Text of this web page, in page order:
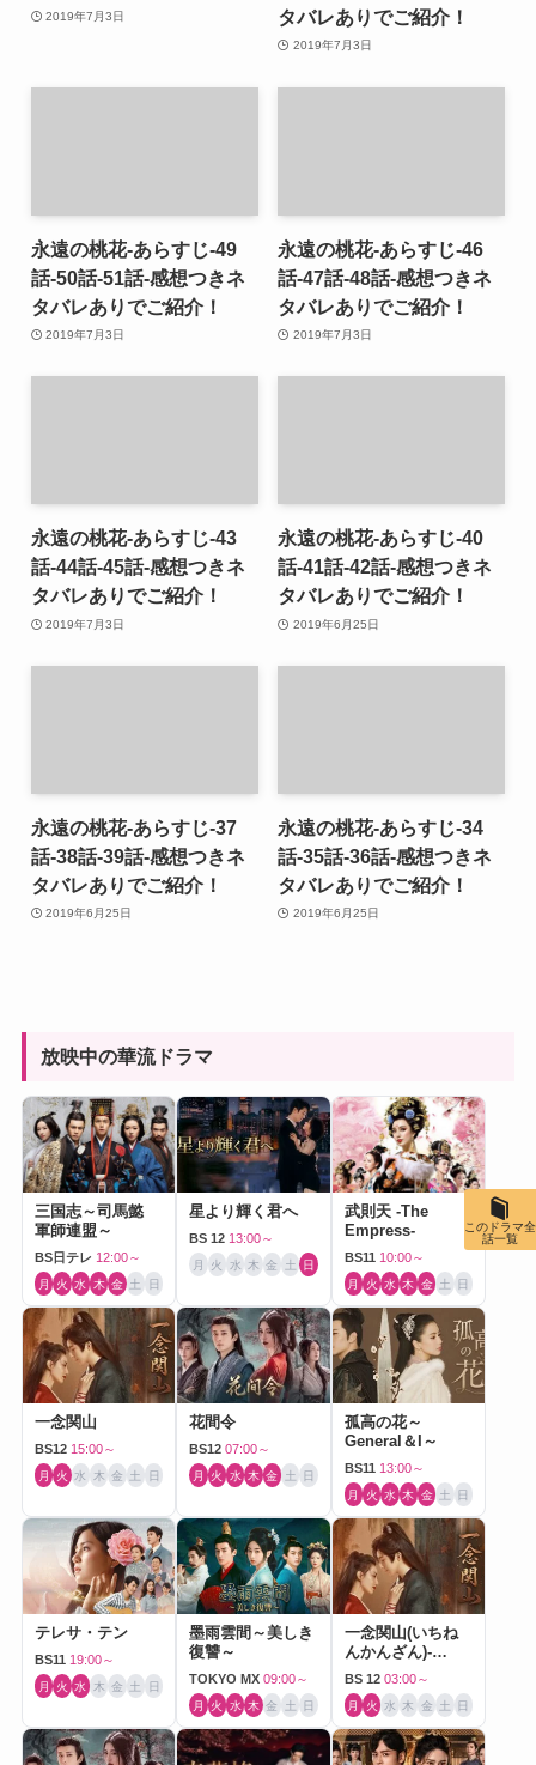
2019年7月3日
タバレありでご紹介！
2019年7月3日
永遠の桃花-あらすじ-49
話-50話-51話-感想つきネ
タバレありでご紹介！
2019年7月3日
永遠の桃花-あらすじ-46
話-47話-48話-感想つきネ
タバレありでご紹介！
2019年7月3日
永遠の桃花-あらすじ-43
話-44話-45話-感想つきネ
タバレありでご紹介！
2019年7月3日
永遠の桃花-あらすじ-40
話-41話-42話-感想つきネ
タバレありでご紹介！
2019年6月25日
永遠の桃花-あらすじ-37
話-38話-39話-感想つきネ
タバレありでご紹介！
2019年6月25日
永遠の桃花-あらすじ-34
話-35話-36話-感想つきネ
タバレありでご紹介！
2019年6月25日
放映中の華流ドラマ
三国志～司馬懿
軍師連盟～
BS日テレ 12:00～
月 火 水 木 金 土 日
星より輝く君へ
BS 12 13:00～
月 火 水 木 金 土 日
武則天 -The
Empress-
BS11 10:00～
月 火 水 木 金 土 日
一念関山
BS12 15:00～
月 火 水 木 金 土 日
花間令
BS12 07:00～
月 火 水 木 金 土 日
孤高の花～
General＆I～
BS11 13:00～
月 火 水 木 金 土 日
テレサ・テン
BS11 19:00～
月 火 水 木 金 土 日
墨雨雲間～美しき
復讐～
TOKYO MX 09:00～
月 火 水 木 金 土 日
一念関山(いちね
んかんざん)-
Journey to Love-
BS 12 03:00～
月 火 水 木 金 土 日
このドラマ全
話一覧